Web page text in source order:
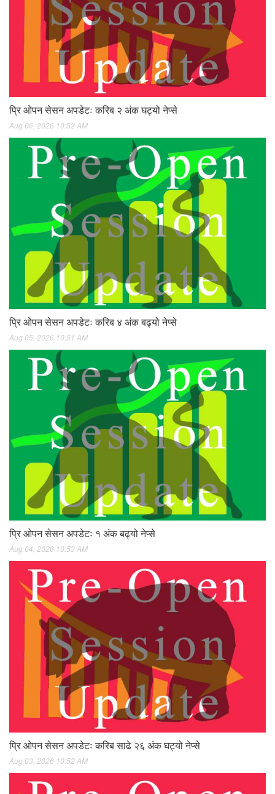
प्रि ओपन सेसन अपडेटः करिब २ अंक घट्यो नेप्से
Aug 06, 2026 10:52 AM
प्रि ओपन सेसन अपडेटः करिब ४ अंक बढ्यो नेप्से
Aug 05, 2026 10:51 AM
प्रि ओपन सेसन अपडेटः १ अंक बढ्यो नेप्से
Aug 04, 2026 10:53 AM
प्रि ओपन सेसन अपडेटः करिब साढे २६ अंक घट्यो नेप्से
Aug 03, 2026 10:52 AM